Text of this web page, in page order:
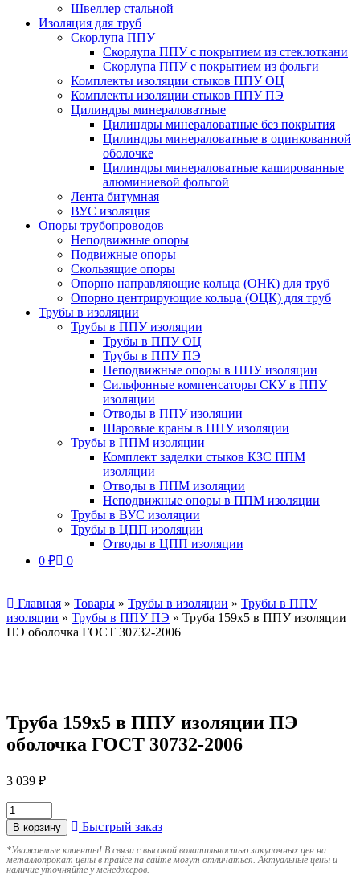
Швеллер стальной
Изоляция для труб
Скорлупа ППУ
Скорлупа ППУ с покрытием из стеклоткани
Скорлупа ППУ с покрытием из фольги
Комплекты изоляции стыков ППУ ОЦ
Комплекты изоляции стыков ППУ ПЭ
Цилиндры минераловатные
Цилиндры минераловатные без покрытия
Цилиндры минераловатные в оцинкованной
оболочке
Цилиндры минераловатные кашированные
алюминиевой фольгой
Лента битумная
ВУС изоляция
Опоры трубопроводов
Неподвижные опоры
Подвижные опоры
Скользящие опоры
Опорно направляющие кольца (ОНК) для труб
Опорно центрирующие кольца (ОЦК) для труб
Трубы в изоляции
Трубы в ППУ изоляции
Трубы в ППУ ОЦ
Трубы в ППУ ПЭ
Неподвижные опоры в ППУ изоляции
Сильфонные компенсаторы СКУ в ППУ
изоляции
Отводы в ППУ изоляции
Шаровые краны в ППУ изоляции
Трубы в ППМ изоляции
Комплект заделки стыков КЗС ППМ
изоляции
Отводы в ППМ изоляции
Неподвижные опоры в ППМ изоляции
Трубы в ВУС изоляции
Трубы в ЦПП изоляции
Отводы в ЦПП изоляции
0 ₽ 0
Главная » Товары » Трубы в изоляции » Трубы в ППУ
изоляции » Трубы в ППУ ПЭ » Труба 159х5 в ППУ изоляции
ПЭ оболочка ГОСТ 30732-2006
Труба 159х5 в ППУ изоляции ПЭ
оболочка ГОСТ 30732-2006
3 039 ₽
В корзину Быстрый заказ
*Уважаемые клиенты! В связи с высокой волатильностью закупочных цен на
металлопрокат цены в прайсе на сайте могут отличаться. Актуальные цены и
наличие уточняйте у менеджеров.